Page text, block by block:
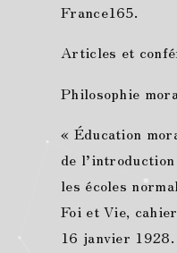
France165.
Articles et
Philosophie
« Éducation
de
les écoles
Foi et Vie,
16 janvier 1928.